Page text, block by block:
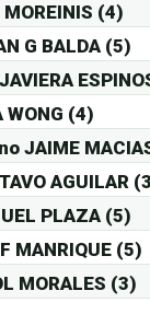
(4)
G BALDA (5)
WONG (4)
JAIME
AGUILAR
PLAZA (5)
MANRIQUE (5)
MORALES (3)